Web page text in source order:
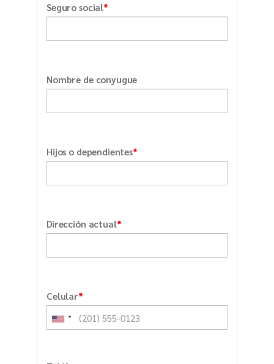
Seguro social*
Nombre de conyugue
Hijos o dependientes*
Dirección actual*
Celular*